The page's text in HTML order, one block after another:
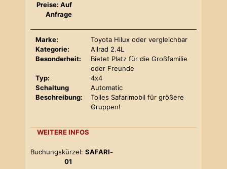
Preise: Auf
Anfrage
Marke:
Toyota Hilux oder vergleichbar
Kategorie:
Allrad 2.4L
Besonderheit:
Bietet Platz für die Großfamilie
oder Freunde
Typ:
4x4
Schaltung
Automatic
Beschreibung:
Tolles Safarimobil für größere
Gruppen!
WEITERE INFOS
Buchungskürzel: SAFARI-
01